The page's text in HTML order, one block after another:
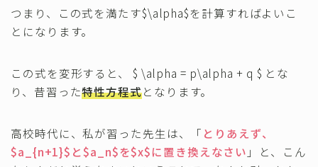
つまり、この式を満たす$\alpha$を計算すればよいこ
とになります。
この式を変形すると、 $ \alpha = p\alpha + q $ とな
り、昔習った特性方程式となります。
高校時代に、私が習った先生は、「 とりあえず、
$a_{n+1}$と$a_n$を$x$に置き換えなさい 」と、こん